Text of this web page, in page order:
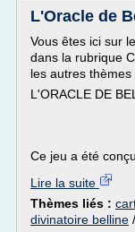
L'Oracle de
Vous êtes ici sur
dans la rubrique
les autres thèmes .
L'ORACLE DE
Ce jeu a été
Lire la suite
Thèmes liés :
divinatoire belline /